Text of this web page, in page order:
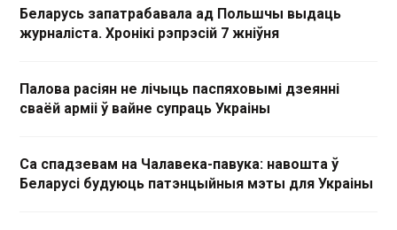
Беларусь запатрабавала ад Польшчы выдаць
журналіста. Хронікі рэпрэсій 7 жніўня
Палова расіян не лічыць паспяховымі дзеянні
сваёй арміі ў вайне супраць Украіны
Са спадзевам на Чалавека-павука: навошта ў
Беларусі будуюць патэнцыйныя мэты для Украіны